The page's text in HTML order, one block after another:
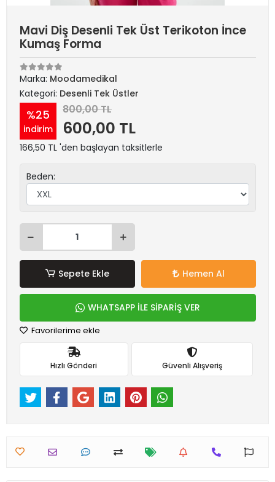
Mavi Diş Desenli Tek Üst Terikoton İnce
Kumaş Forma
Marka: Moodamedikal
Kategori: Desenli Tek Üstler
%25
indirim
800,00 TL
600,00 TL
166,50 TL 'den başlayan taksitlerle
Beden:
Sepete Ekle Hemen Al
WHATSAPP İLE SİPARİŞ VER
Favorilerime ekle
Hızlı Gönderi Güvenli Alışveriş